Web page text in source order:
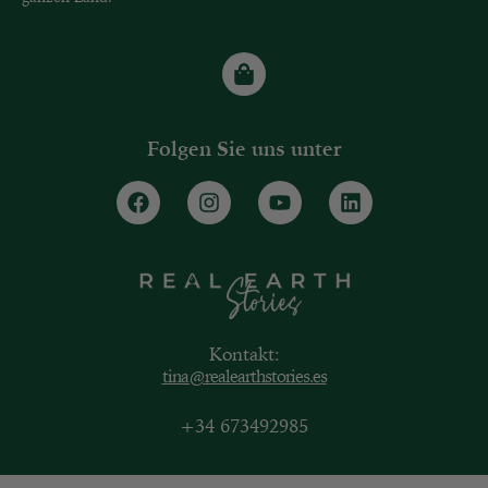
Folgen Sie uns unter
Kontakt:
tina@realearthstories.es
+34 673492985